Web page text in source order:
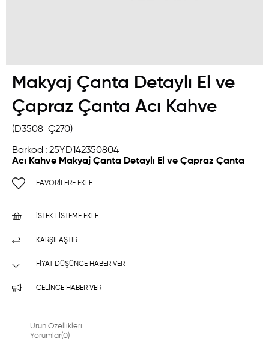
Makyaj Çanta Detaylı El ve
Çapraz Çanta Acı Kahve
(D3508-Ç270)
Barkod : 25YD142350804
Acı Kahve Makyaj Çanta Detaylı El ve Çapraz Çanta
FAVORILERE EKLE
İSTEK LISTEME EKLE
KARŞILAŞTIR
FIYAT DÜŞÜNCE HABER VER
GELINCE HABER VER
Ürün Özellikleri
Yorumlar(0)